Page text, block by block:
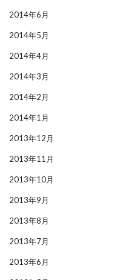
2014年6月
2014年5月
2014年4月
2014年3月
2014年2月
2014年1月
2013年12月
2013年11月
2013年10月
2013年9月
2013年8月
2013年7月
2013年6月